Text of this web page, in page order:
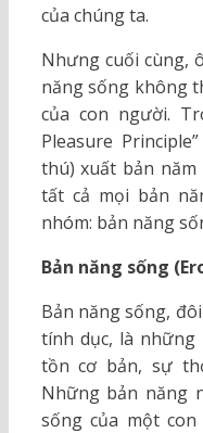
của chúng ta.
Nhưng cuối cùng,
năng sống không
của con người.
Pleasure
thú) xuất bản năm
tất cả mọi bản
nhóm: bản năng
Bản năng sống
Bản năng sống,
tính dục, là những
tồn cơ bản, sự
Những bản năng
sống của một